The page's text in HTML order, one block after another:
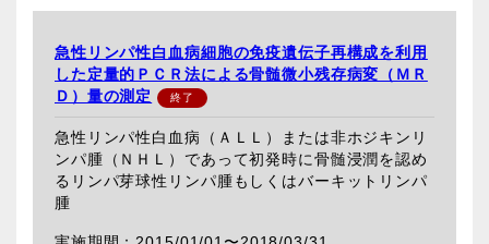
急性リンパ性白血病細胞の免疫遺伝子再構成を利用
した定量的ＰＣＲ法による骨髄微小残存病変（ＭＲ
Ｄ）量の測定
急性リンパ性白血病（ＡＬＬ）または非ホジキンリ
ンパ腫（ＮＨＬ）であって初発時に骨髄浸潤を認め
るリンパ芽球性リンパ腫もしくはバーキットリンパ
腫